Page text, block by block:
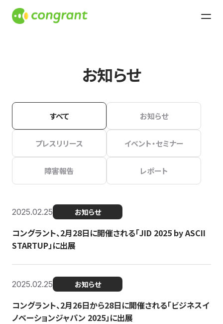
お知らせ
すべて お知らせ
プレスリリース イベント・セミナー
障害報告 レポート
2025.02.25 お知らせ
コングラント、2月28日に開催される「JID 2025 by ASCII
STARTUP」に出展
2025.02.25 お知らせ
コングラント、2月26日から28日に開催される「ビジネスイ
ノベーションジャパン 2025」に出展